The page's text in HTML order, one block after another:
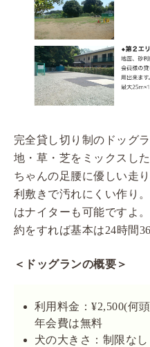
完全貸し切り制のドッグ
地・草・芝をミックスし
ちゃんの足腰に優しい走
利敷きで汚れにくい作り
はナイターも可能ですよ
約をすれば基本は24時間
＜ドッグランの概要＞
利用料金：¥2,500(何
年会費は無料
犬の大きさ：制限なし